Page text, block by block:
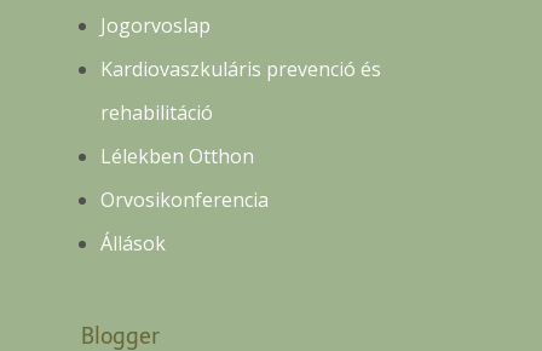
Jogorvoslap
Kardiovaszkuláris prevenció és
rehabilitáció
Lélekben Otthon
Orvosikonferencia
Állások
Blogger